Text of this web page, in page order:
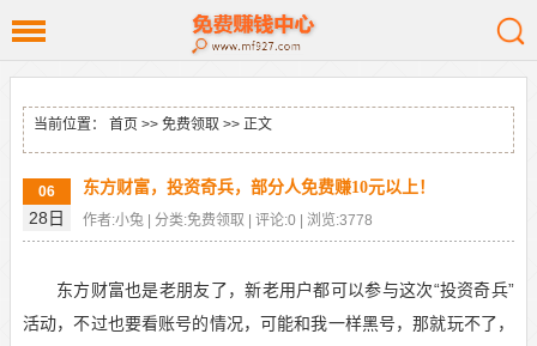
当前位置： 首页 >> 免费领取 >> 正文
06
28日
东方财富，投资奇兵，部分人免费赚10元以上！
作者:小兔 | 分类:免费领取 | 评论:0 | 浏览:3778
东方财富也是老朋友了，新老用户都可以参与这次“投资奇兵”
活动，不过也要看账号的情况，可能和我一样黑号，那就玩不了，